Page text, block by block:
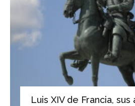
Luis XIV de Francia,